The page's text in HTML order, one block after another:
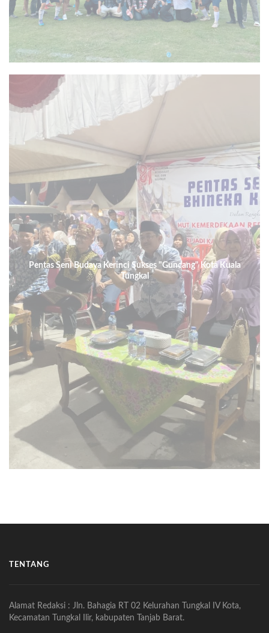
Pentas Seni Budaya Kerinci Sukses "Guncang" Kota Kuala
Tungkal
TENTANG
Alamat Redaksi : Jln. Bahagia RT 02 Kelurahan Tungkal IV Kota,
Kecamatan Tungkal Ilir, kabupaten Tanjab Barat.